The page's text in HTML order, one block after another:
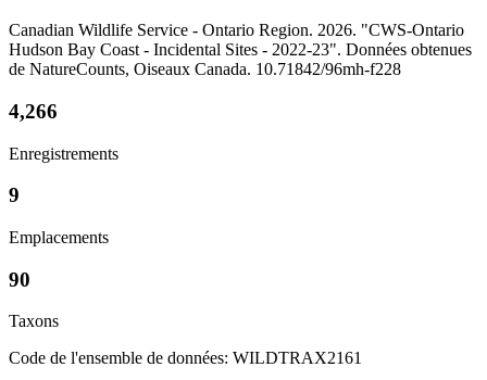
Canadian Wildlife Service - Ontario Region. 2026. "CWS-Ontario
Hudson Bay Coast - Incidental Sites - 2022-23". Données obtenues
de NatureCounts, Oiseaux Canada. 10.71842/96mh-f228
4,266
Enregistrements
9
Emplacements
90
Taxons
Code de l'ensemble de données: WILDTRAX2161